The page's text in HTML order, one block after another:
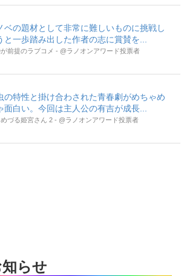
ベの題材として非常に難しいものに挑戦し
と一歩踏み出した作者の志に賞賛を...
前提のラブコメ - @ラノオンアワード投票者
の特性と掛け合わされた青春劇がめちゃめ
面白い。今回は主人公の有吉が成長...
づる姫宮さん 2 - @ラノオンアワード投票者
らせ